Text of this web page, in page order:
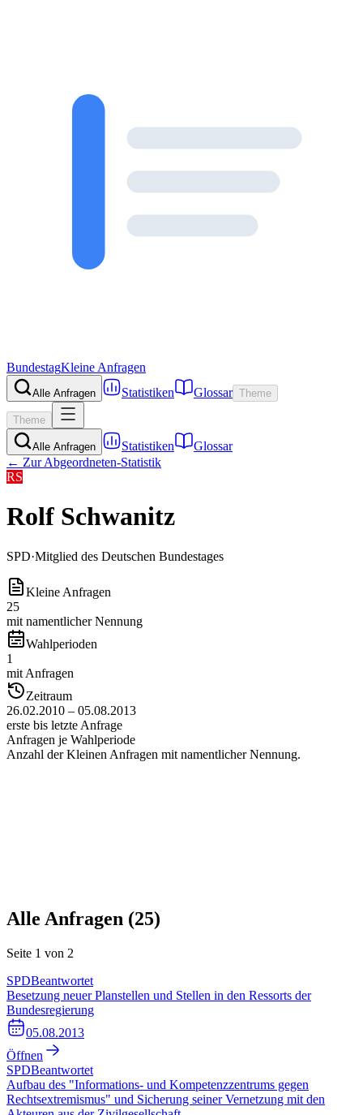
BundestagKleine Anfragen
Alle Anfragen Statistiken Glossar Theme
Theme
Alle Anfragen Statistiken
Glossar
← Zur Abgeordneten-Statistik
RS
Rolf Schwanitz
SPD·Mitglied des Deutschen Bundestages
Kleine Anfragen
25
mit namentlicher Nennung
Wahlperioden
1
mit Anfragen
Zeitraum
26.02.2010 – 05.08.2013
erste bis letzte Anfrage
Anfragen je Wahlperiode
Anzahl der Kleinen Anfragen mit namentlicher Nennung.
Alle Anfragen (25)
Seite 1 von 2
SPDBeantwortet
Besetzung neuer Planstellen und Stellen in den Ressorts der
Bundesregierung
05.08.2013
Öffnen
SPDBeantwortet
Aufbau des "Informations- und Kompetenzzentrums gegen
Rechtsextremismus" und Sicherung seiner Vernetzung mit den